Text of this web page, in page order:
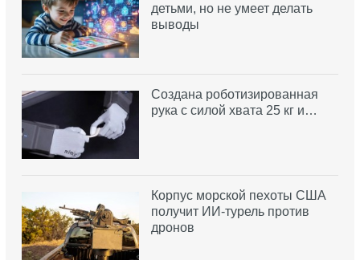
детьми, но не умеет делать
выводы
Создана роботизированная
рука с силой хвата 25 кг и…
Корпус морской пехоты США
получит ИИ-турель против
дронов